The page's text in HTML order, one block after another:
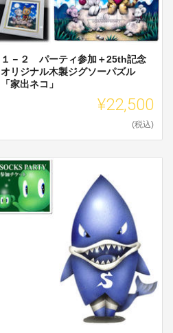
１－２ パーティ参加＋25th記念
オリジナル木製ジグソーパズル
「家出ネコ」
¥22,500
(税込)